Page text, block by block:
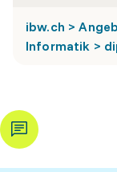
ibw.ch >
Informatik >